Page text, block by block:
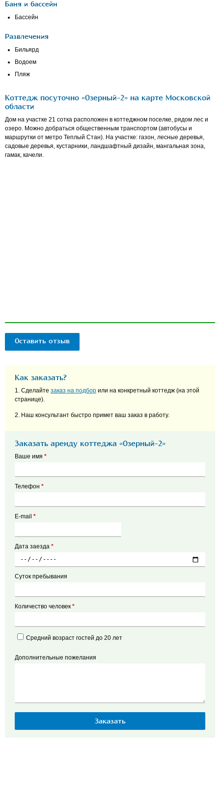
Баня и бассейн
Бассейн
Развлечения
Бильярд
Водоем
Пляж
Коттедж посуточно «Озерный-2» на карте Московской
области
Дом на участке 21 сотка расположен в коттеджном поселке, рядом лес и
озеро. Можно добраться общественным транспортом (автобусы и
маршрутки от метро Теплый Стан). На участке: газон, лесные деревья,
садовые деревья, кустарники, ландшафтный дизайн, мангальная зона,
гамак, качели.
Оставить отзыв
Как заказать?
1. Сделайте заказ на подбор или на конкретный коттедж (на этой
странице).
2. Наш консультант быстро примет ваш заказ в работу.
Заказать аренду коттеджа «Озерный-2»
Ваше имя *
Телефон *
E-mail *
Дата заезда *
Суток пребывания
Количество человек *
Средний возраст гостей до 20 лет
Дополнительные пожелания